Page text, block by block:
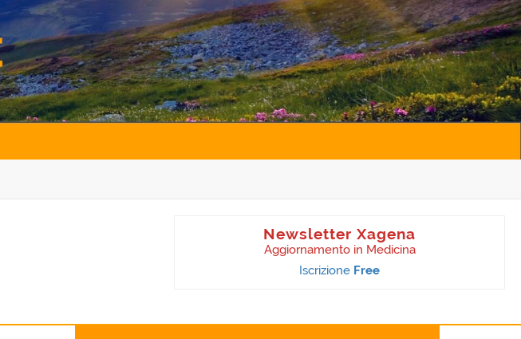
Newsletter Xagena
Aggiornamento in Medicina
Iscrizione Free